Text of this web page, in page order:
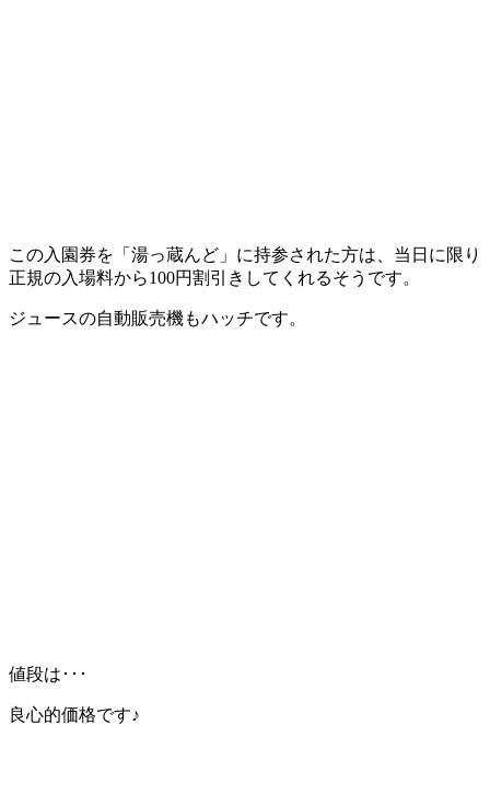
この入園券を「湯っ蔵んど」に持参された方は、当日に限り
正規の入場料から100円割引きしてくれるそうです。
ジュースの自動販売機もハッチです。
値段は･･･
良心的価格です♪